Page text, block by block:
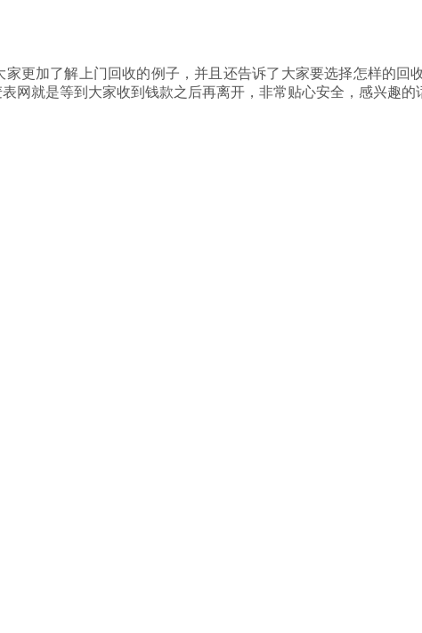
更加了解上门回收的例子，并且还告诉了大家要选择怎样的
网就是等到大家收到钱款之后再离开，非常贴心安全，感兴趣的